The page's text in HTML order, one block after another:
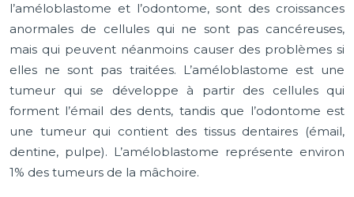
l’améloblastome et l’odontome, sont des croissances
anormales de cellules qui ne sont pas cancéreuses,
mais qui peuvent néanmoins causer des problèmes si
elles ne sont pas traitées. L’améloblastome est une
tumeur qui se développe à partir des cellules qui
forment l’émail des dents, tandis que l’odontome est
une tumeur qui contient des tissus dentaires (émail,
dentine, pulpe). L’améloblastome représente environ
1% des tumeurs de la mâchoire.